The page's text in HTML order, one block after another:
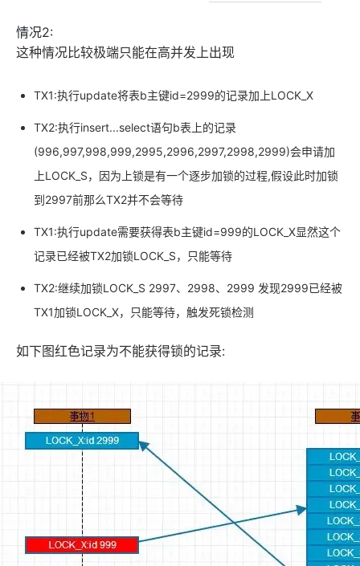
情况2:
这种情况比较极端只能在高并发上出现
TX1:执行update将表b主键id=2999的记录加上LOCK_X
TX2:执行insert...select语句b表上的记录
(996,997,998,999,2995,2996,2997,2998,2999)会申请加
上LOCK_S，因为上锁是有一个逐步加锁的过程,假设此时加锁
到2997前那么TX2并不会等待
TX1:执行update需要获得表b主键id=999的LOCK_X显然这个
记录已经被TX2加锁LOCK_S，只能等待
TX2:继续加锁LOCK_S 2997、2998、2999 发现2999已经被
TX1加锁LOCK_X，只能等待，触发死锁检测
如下图红色记录为不能获得锁的记录: